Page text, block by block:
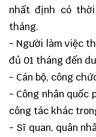
nhất định có
tháng.
- Người làm việc
đủ 01 tháng đến
- Cán bộ, công
- Công nhân quốc
công tác khác
- Sĩ quan, quân